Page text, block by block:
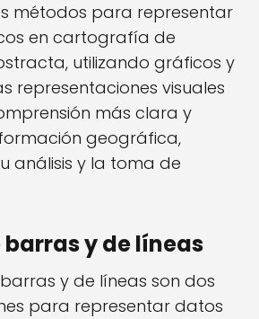
métodos para representar
en cartografía de
utilizando gráficos y
representaciones visuales
más clara y
geográfica,
análisis y la toma de
y de líneas
y de líneas son dos
para representar datos